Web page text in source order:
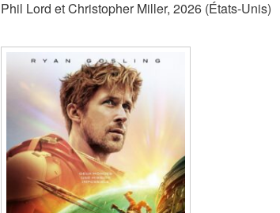
Phil Lord et Christopher Miller, 2026 (États-Unis)